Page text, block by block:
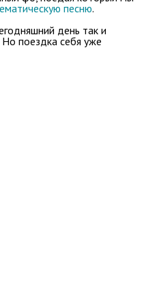
песню.
день так и
поездка себя уже